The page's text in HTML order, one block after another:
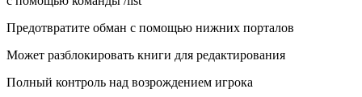
Предотвратите обман с помощью нижних порталов
Может разблокировать книги для редактирования
Полный контроль над возрождением игрока